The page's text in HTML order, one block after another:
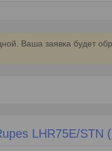
Ваша заявка будет
LHR75E/STN